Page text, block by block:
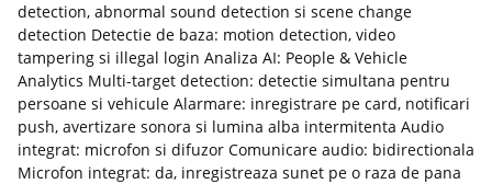
detection, abnormal sound detection si scene change
detection Detectie de baza: motion detection, video
tampering si illegal login Analiza AI: People & Vehicle
Analytics Multi-target detection: detectie simultana pentru
persoane si vehicule Alarmare: inregistrare pe card, notificari
push, avertizare sonora si lumina alba intermitenta Audio
integrat: microfon si difuzor Comunicare audio: bidirectionala
Microfon integrat: da, inregistreaza sunet pe o raza de pana